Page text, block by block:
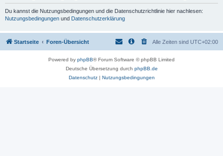
Du kannst die Nutzungsbedingungen und die Datenschutzrichtlinie hier nachlesen:
Nutzungsbedingungen und Datenschutzerklärung
Startseite Foren-Übersicht Alle Zeiten sind UTC+02:00
Powered by phpBB® Forum Software © phpBB Limited
Deutsche Übersetzung durch phpBB.de
Datenschutz| Nutzungsbedingungen